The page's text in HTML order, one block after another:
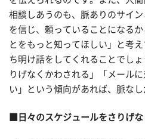
相談しあうのも、脈ありのサイ
を信じ、頼っていることになる
とをもっと知ってほしい」と考
ち明け話をしてくれることでし
りげなくかわされる」「メール
い」という傾向があれば、脈なし
■日々のスケジュールをさりげ